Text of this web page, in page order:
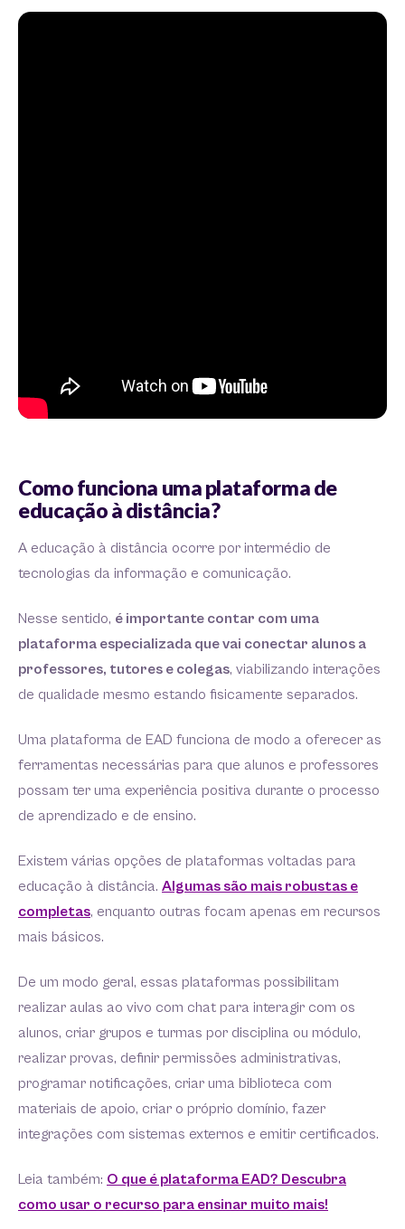
Como funciona uma plataforma de
educação à distância?
A educação à distância ocorre por intermédio de
tecnologias da informação e comunicação.
Nesse sentido, é importante contar com uma
plataforma especializada que vai conectar alunos a
professores, tutores e colegas, viabilizando interações
de qualidade mesmo estando fisicamente separados.
Uma plataforma de EAD funciona de modo a oferecer as
ferramentas necessárias para que alunos e professores
possam ter uma experiência positiva durante o processo
de aprendizado e de ensino.
Existem várias opções de plataformas voltadas para
educação à distância. Algumas são mais robustas e
completas, enquanto outras focam apenas em recursos
mais básicos.
De um modo geral, essas plataformas possibilitam
realizar aulas ao vivo com chat para interagir com os
alunos, criar grupos e turmas por disciplina ou módulo,
realizar provas, definir permissões administrativas,
programar notificações, criar uma biblioteca com
materiais de apoio, criar o próprio domínio, fazer
integrações com sistemas externos e emitir certificados.
Leia também: O que é plataforma EAD? Descubra
como usar o recurso para ensinar muito mais!